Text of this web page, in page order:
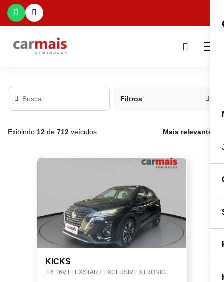
Filtros
Exibindo 12 de 712 veículos Mais relevante
KICKS
1.6 16V FLEXSTART EXCLUSIVE XTRONIC